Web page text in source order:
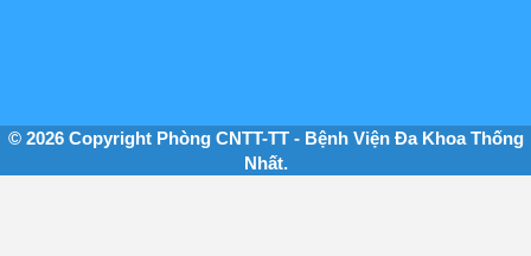
© 2026 Copyright Phòng CNTT-TT - Bệnh Viện Đa Khoa Thống
Nhất.